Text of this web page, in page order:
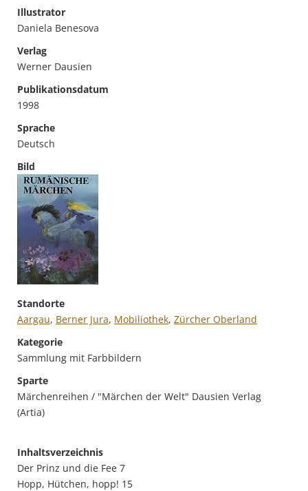
Illustrator
Daniela Benesova
Verlag
Werner Dausien
Publikationsdatum
1998
Sprache
Deutsch
Bild
Standorte
Aargau, Berner Jura, Mobiliothek, Zürcher Oberland
Kategorie
Sammlung mit Farbbildern
Sparte
Märchenreihen / "Märchen der Welt" Dausien Verlag
(Artia)
Inhaltsverzeichnis
Der Prinz und die Fee 7
Hopp, Hütchen, hopp! 15